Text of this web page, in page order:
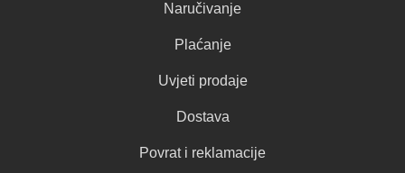
Naručivanje
Plaćanje
Uvjeti prodaje
Dostava
Povrat i reklamacije